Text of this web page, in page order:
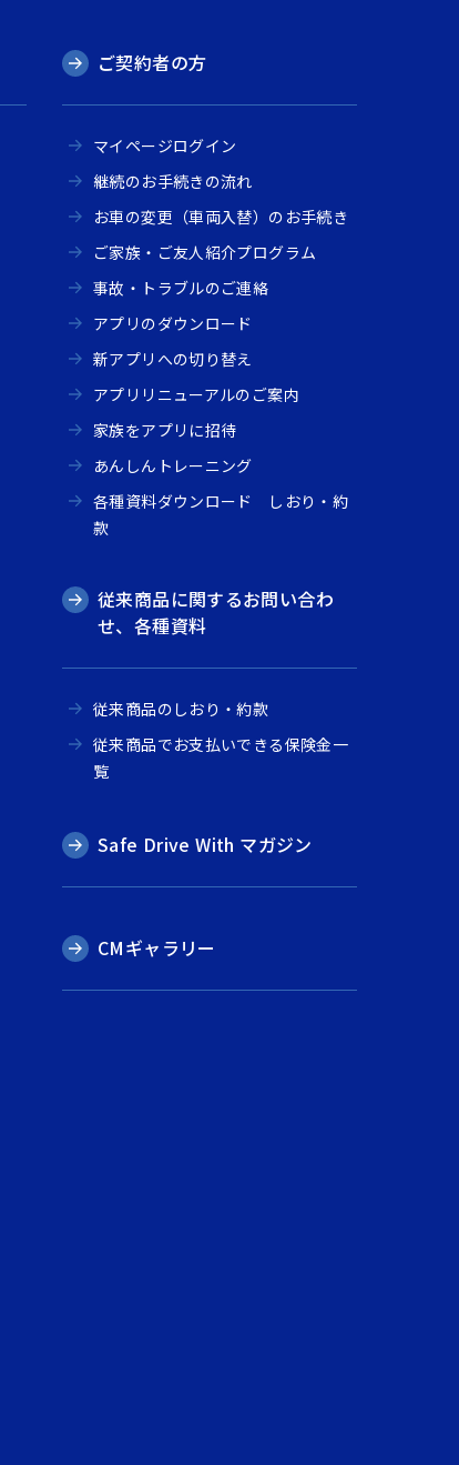
ご契約者の方
マイページログイン
継続のお手続きの流れ
お車の変更（車両入替）のお手続き
ご家族・ご友人紹介プログラム
事故・トラブルのご連絡
アプリのダウンロード
新アプリへの切り替え
アプリリニューアルのご案内
家族をアプリに招待
あんしんトレーニング
各種資料ダウンロード しおり・約
款
従来商品に関するお問い合わ
せ、各種資料
従来商品のしおり・約款
従来商品でお支払いできる保険金一
覧
Safe Drive With マガジン
CMギャラリー